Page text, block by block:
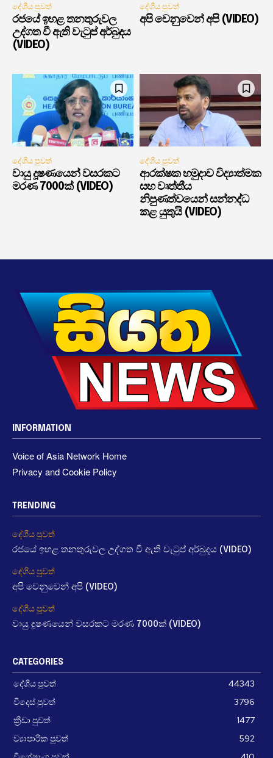
දේශීය පුවත්
රජයේ ඉහළ තනතුරුවල
උද්ගත වී ඇති වැටුප් අර්බුදය
(VIDEO)
දේශීය පුවත්
අපි වෙනුවෙන් අපි (VIDEO)
දේශීය පුවත්
වායු දූෂණයෙන් වසරකට
මරණ 7000ක් (VIDEO)
දේශීය පුවත්
ආරක්ෂක හමුදාව විද්‍යාත්මක
සහ වෘත්තීය
නිපුණත්වයෙන් සන්නද්ධ
කළ යුතුයි (VIDEO)
INFORMATION
Voice of Asia Network Home
Privacy and Cookie Policy
TRENDING
දේශීය පුවත්
රජයේ ඉහළ තනතුරුවල උද්ගත වී ඇති වැටුප් අර්බුදය (VIDEO)
දේශීය පුවත්
අපි වෙනුවෙන් අපි (VIDEO)
දේශීය පුවත්
වායු දූෂණයෙන් වසරකට මරණ 7000ක් (VIDEO)
CATEGORIES
දේශීය පුවත්
44343
විදෙස් පුවත්
3796
ක්‍රීඩා පුවත්
1477
ව්‍යාපාරික පුවත්
592